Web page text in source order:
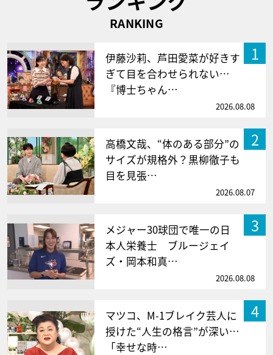
RANKING
1
伊藤沙莉、芦田愛菜が好きす
ぎて目を合わせられない…
『博士ちゃん…
2026.08.08
2
高橋文哉、“体のある部分”の
サイズが規格外？黒柳徹子も
目を見張…
2026.08.07
3
メジャー30球団で唯一の日
本人栄養士 ブルージェイ
ズ・岡本和真…
2026.08.08
4
マツコ、M-1ブレイク芸人に
授けた“人生の格言”が深い…
「幸せな時…